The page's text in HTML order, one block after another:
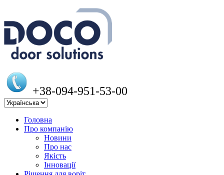
+38-094-951-53-00
Головна
Про компанію
Новини
Про нас
Якість
Інновації